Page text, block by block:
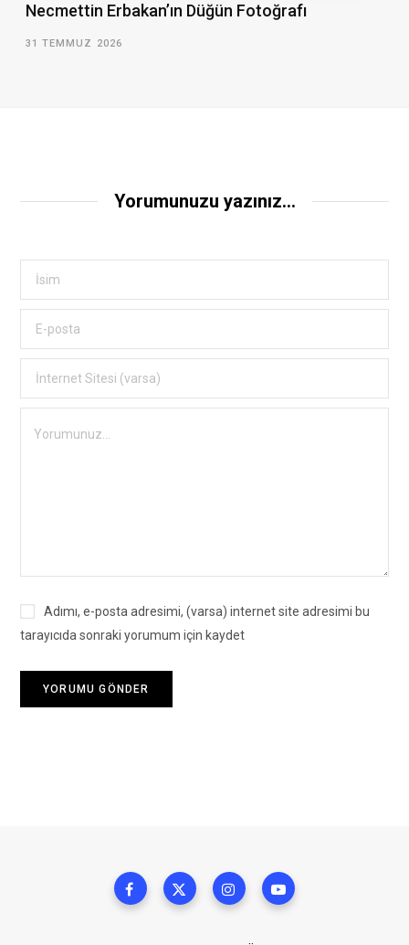
Necmettin Erbakan’ın Düğün Fotoğrafı
31 TEMMUZ 2026
Yorumunuzu yazınız...
Adımı, e-posta adresimi, (varsa) internet site adresimi bu
tarayıcıda sonraki yorumum için kaydet